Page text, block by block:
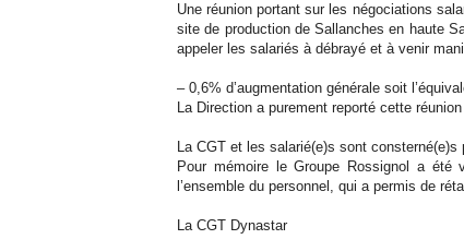
Une réunion portant sur les négociations
site de production de Sallanches en haute
appeler les salariés à débrayé et à venir
– 0,6% d’augmentation générale soit
La Direction a purement reporté cette
La CGT et les salarié(e)s sont
Pour mémoire le Groupe Rossignol a
l’ensemble du personnel, qui a permis de
La CGT Dynastar